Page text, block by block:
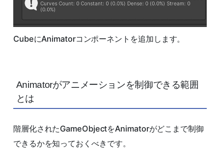
CubeにAnimatorコンポーネントを追加します。
Animatorがアニメーションを制御できる範囲
とは
階層化されたGameObjectをAnimatorがどこまで制御
できるかを知っておくべきです。